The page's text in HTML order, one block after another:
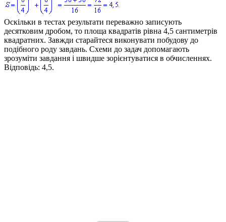
Оскільки в тестах результати переважно записують
десятковим дробом, то площа квадратів рівна 4,5 сантиметрів
квадратних. Завжди старайтеся виконувати побудову до
подібного роду завдань. Схеми до задач допомагають
зрозуміти завдання і швидше зорієнтуватися в обчисленнях.
Відповідь: 4,5.